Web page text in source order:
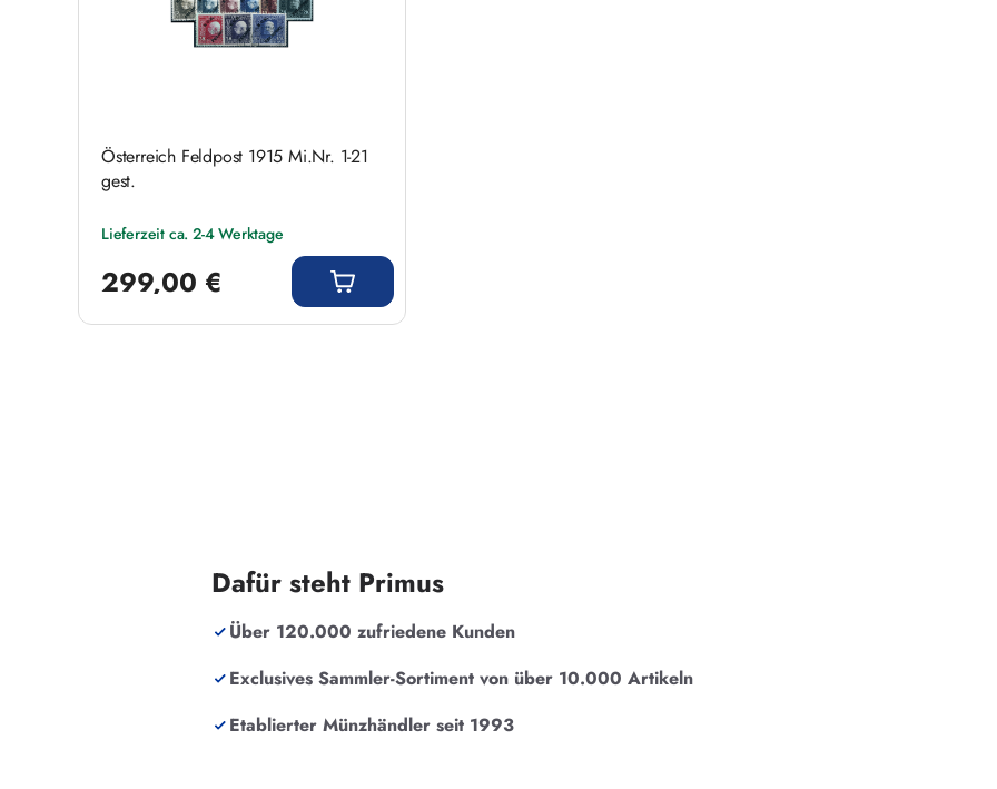
Österreich Feldpost 1915 Mi.Nr. 1-21
gest.
Lieferzeit ca. 2-4 Werktage
299,00 €
Dafür steht Primus
Über 120.000 zufriedene Kunden
Exclusives Sammler-Sortiment von über 10.000 Artikeln
Etablierter Münzhändler seit 1993